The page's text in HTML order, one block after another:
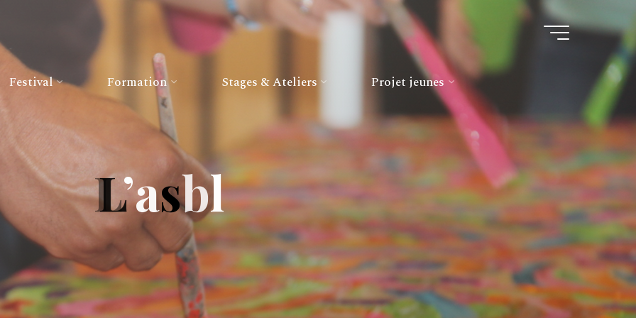
Festival Formation Stages & Ateliers Projet jeunes
L’asbl